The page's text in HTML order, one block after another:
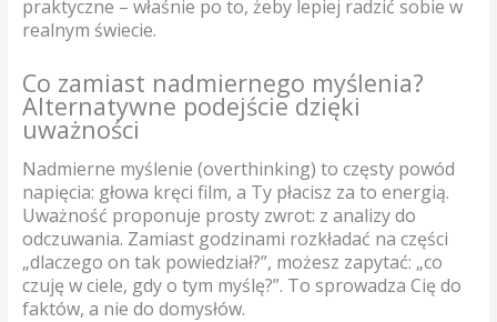
praktyczne – właśnie po to, żeby lepiej radzić sobie w
realnym świecie.
Co zamiast nadmiernego myślenia?
Alternatywne podejście dzięki
uważności
Nadmierne myślenie (overthinking) to częsty powód
napięcia: głowa kręci film, a Ty płacisz za to energią.
Uważność proponuje prosty zwrot: z analizy do
odczuwania. Zamiast godzinami rozkładać na części
„dlaczego on tak powiedział?”, możesz zapytać: „co
czuję w ciele, gdy o tym myślę?”. To sprowadza Cię do
faktów, a nie do domysłów.